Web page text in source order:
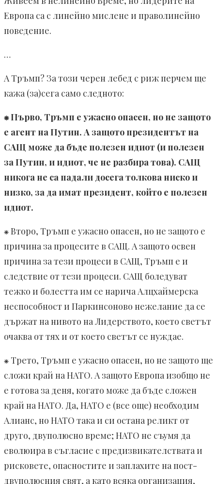
Европа са с линейно мислене и праволинейно
поведение.
…
А Тръмп? За този черен лебед с риж перчем ще
кажа (за)сега само следното:
⁕ Първо, Тръмп е ужасно опасен, но не защото
е агент на Путин. А защото президентът на
САЩ може да бъде полезен идиот (и полезен
за Путин, и идиот, че не разбира това). САЩ
никога не са падали досега толкова ниско и
низко, за да имат президент, който е полезен
идиот.
⁕ Второ, Тръмп е ужасно опасен, но не защото е
причина за процесите в САЩ. А защото освен
причина за тези процеси в САЩ, Тръмп е и
следствие от тези процеси. САЩ боледуват
тежко и болестта им се нарича Алцхаймерска
неспособност и Паркинсоново нежелание да се
държат на нивото на Лидерството, което светът
очаква от тях и от което светът се нуждае.
⁕ Трето, Тръмп е ужасно опасен, но не защото ще
сложи край на НАТО. А защото Европа изобщо не
е готова за деня, когато може да бъде сложен
край на НАТО. Да, НАТО е (все още) необходим
Алианс, но НАТО така и си остана реликт от
друго, двуполюсно време; НАТО не съумя да
еволюира в съгласие с предизвикателствата и
рисковете, опасностите и заплахите на пост-
двуполюсния свят, а като всяка организация,